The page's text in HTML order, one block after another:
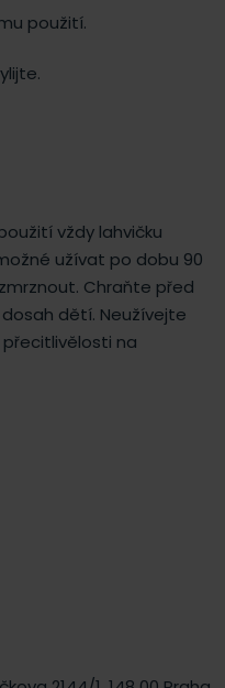
použití.
vždy lahvičku
užívat po dobu 90
Chraňte před
dětí. Neužívejte
na